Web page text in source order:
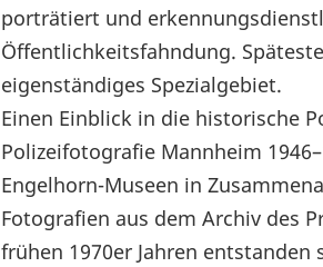
porträtiert und
Öffentlichkeitsfahndung.
eigenständiges Spezialgebiet.
Einen Einblick in die historische
Polizeifotografie Mannheim
Engelhorn-Museen in
Fotografien aus dem Archiv des
frühen 1970er Jahren entstanden